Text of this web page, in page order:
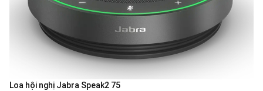
Loa hội nghị Jabra Speak2 75